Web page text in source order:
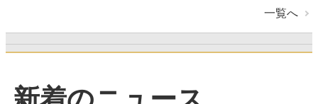
一覧へ